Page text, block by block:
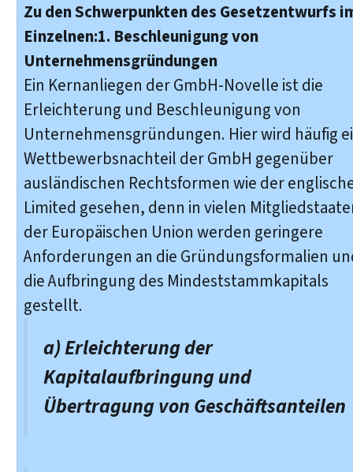
Zu den Schwerpunkten des Gesetzentwurfs
Einzelnen:1. Beschleunigung von
Unternehmensgründungen
Ein Kernanliegen der GmbH-Novelle ist die
Erleichterung und Beschleunigung von
Unternehmensgründungen. Hier wird häufig
Wettbewerbsnachteil der GmbH gegenüber
ausländischen Rechtsformen wie der
Limited gesehen, denn in vielen
der Europäischen Union werden geringere
Anforderungen an die Gründungsformalien
die Aufbringung des Mindeststammkapitals
gestellt.
a) Erleichterung der
Kapitalaufbringung und
Übertragung von Geschäftsanteilen